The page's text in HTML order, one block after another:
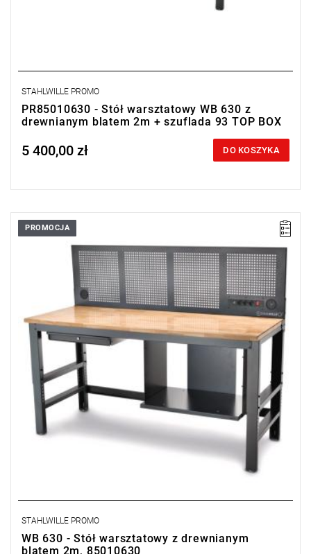
STAHLWILLE PROMO
PR85010630 - Stół warsztatowy WB 630 z
drewnianym blatem 2m + szuflada 93 TOP BOX
Price tax included
5 400,00 zł DO KOSZYKA
• Wymiary całkowite (dł. x gł.): 2000 x 725 mm
• Wysokość z panelem tylnym: 1281 - 1586 mm
• Wysokość bez panelu tylnego: 773 - 1078 mm
• Kolor antracytowy, RAL 7016; kolor czarny, RAL 9005
• Waga: 102,5 kg
• Możliwość wyposażenia w moduły STAHLWILLE TCS
• Konstrukcja gotowa do montażu
Zamów teraz i zgarnij leżak, ręcznik, koc lub piłkę GRATIS!
PROMOCJA
STAHLWILLE PROMO
WB 630 - Stół warsztatowy z drewnianym
blatem 2m, 85010630